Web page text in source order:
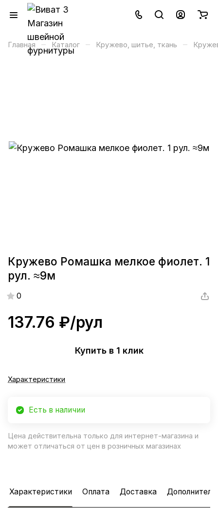
Главная – Каталог – Кружево, шитье, ткань –
Кружево Ромашка мелкое фиолет. 1
рул. ≈9м
0
137.76 ₽/рул
Купить в 1 клик
Характеристики
Есть в наличии
Цена действительна только для интернет-магазина и
может отличаться от цен в розничных магазинах
Характеристики Оплата Доставка